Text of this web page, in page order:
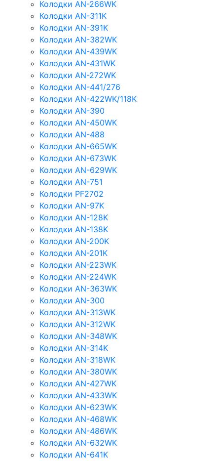
Колодки AN-266WK
Колодки AN-311K
Колодки AN-391K
Колодки AN-382WK
Колодки AN-439WK
Колодки AN-431WK
Колодки AN-272WK
Колодки AN-441/276
Колодки AN-422WK/118K
Колодки AN-390
Колодки AN-450WK
Колодки AN-488
Колодки AN-665WK
Колодки AN-673WK
Колодки AN-629WK
Колодки AN-751
Колодки PF2702
Колодки AN-97K
Колодки AN-128K
Колодки AN-138K
Колодки AN-200K
Колодки AN-201K
Колодки AN-223WK
Колодки AN-224WK
Колодки AN-363WK
Колодки AN-300
Колодки AN-313WK
Колодки AN-312WK
Колодки AN-348WK
Колодки AN-314K
Колодки AN-318WK
Колодки AN-380WK
Колодки AN-427WK
Колодки AN-433WK
Колодки AN-623WK
Колодки AN-468WK
Колодки AN-486WK
Колодки AN-632WK
Колодки AN-641K